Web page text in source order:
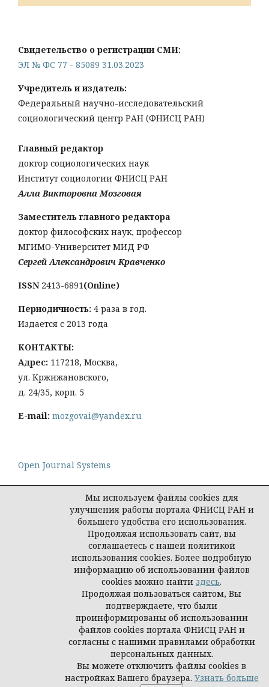
Свидетельство о регистрации СМИ:
ЭЛ № ФС 77 - 85089 31.03.2023
Учредитель и издатель:
Федеральный научно-исследовательский
социологический центр РАН (ФНИСЦ РАН)
Главный редактор
доктор социологических наук
Институт социологии ФНИСЦ РАН
Алла Викторовна Мозговая
Заместитель главного редактора
доктор философских наук, профессор
МГИМО-Университет МИД РФ
Сергей Александрович Кравченко
ISSN 2413-6891(Online)
Периодичность: 4 раза в год.
Издается с 2013 года
КОНТАКТЫ:
Адрес: 117218, Москва,
ул. Кржижановского,
д. 24/35, корп. 5
E-mail: mozgovai@yandex.ru
Open Journal Systems
Политика конфиденциальности персональных
© Социологическая наука и социальная практика,
Мы используем файлы cookies для
улучшения работы портала ФНИСЦ РАН и
большего удобства его использования.
Продолжая использовать сайт, вы
соглашаетесь с нашей политикой
использования cookies. Более подробную
информацию об использовании файлов
cookies можно найти здесь.
Продолжая пользоваться сайтом, Вы
подтверждаете, что были
проинформированы об использовании
файлов cookies портала ФНИСЦ РАН и
согласны с нашими правилами обработки
персональных данных.
Вы можете отключить файлы cookies в
настройках Вашего браузера. Узнать больше